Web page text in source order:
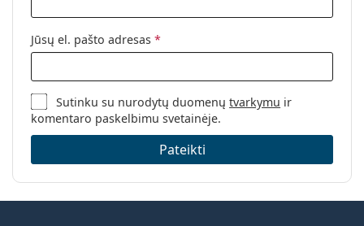
Jūsų el. pašto adresas *
Sutinku su nurodytų duomenųtvarkymu ir
komentaro paskelbimu svetainėje.
Pateikti